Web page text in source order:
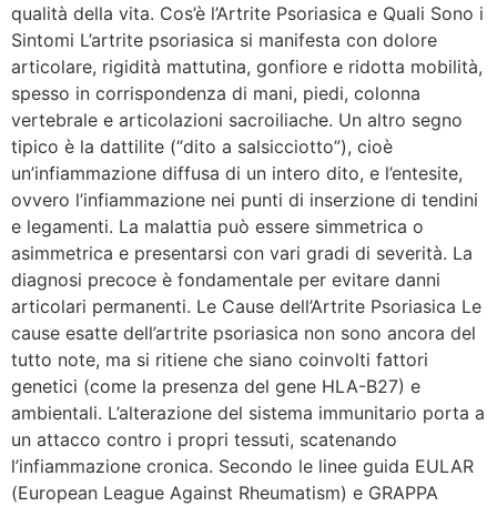
qualità della vita. Cos’è l’Artrite Psoriasica e Quali Sono i
Sintomi L’artrite psoriasica si manifesta con dolore
articolare, rigidità mattutina, gonfiore e ridotta mobilità,
spesso in corrispondenza di mani, piedi, colonna
vertebrale e articolazioni sacroiliache. Un altro segno
tipico è la dattilite (“dito a salsicciotto”), cioè
un’infiammazione diffusa di un intero dito, e l’entesite,
ovvero l’infiammazione nei punti di inserzione di tendini
e legamenti. La malattia può essere simmetrica o
asimmetrica e presentarsi con vari gradi di severità. La
diagnosi precoce è fondamentale per evitare danni
articolari permanenti. Le Cause dell’Artrite Psoriasica Le
cause esatte dell’artrite psoriasica non sono ancora del
tutto note, ma si ritiene che siano coinvolti fattori
genetici (come la presenza del gene HLA-B27) e
ambientali. L’alterazione del sistema immunitario porta a
un attacco contro i propri tessuti, scatenando
l’infiammazione cronica. Secondo le linee guida EULAR
(European League Against Rheumatism) e GRAPPA